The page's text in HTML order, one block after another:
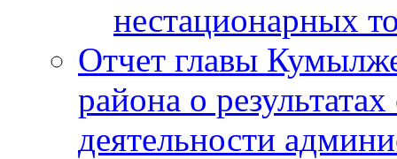
нестационарных
Отчет главы
района о
деятельности